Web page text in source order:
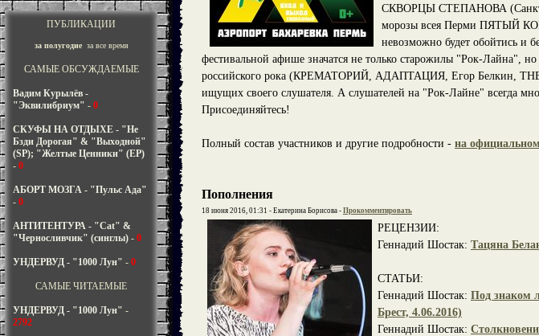
ПУБЛИКАЦИИ
за полугодие за все время
САМЫЕ ОБСУЖДАЕМЫЕ
Вадим Курылёв -
"Эквилибриум" - 0
СКУФЫ НА ОТДЫХЕ - "Не
Бзди Дорогая" & "Выходной"
(SP); "Желтые Ценники" (EP)
- 0
АБОРТ МОЗГА - "Пульс Ада"
- 0
АНТИТЕНТУРА - "Cat" &
"Черносливчик" (синглы) - 0
УНДЕРВУД - "1000 Лун" - 0
САМЫЕ ЧИТАЕМЫЕ
УНДЕРВУД - "1000 Лун" -
2792
СКВОРЦЫ СТЕПАНОВА (Санкт-
морозы всея Перми ПЯТЫЙ
невозможно будет обойтись и
фестивальной афише значатся не только старожилы "Рок-Лайна",
российского рока (КРЕМАТОРИЙ, АДАПТАЦИЯ, Егор Белкин, THE
ищущих своего слушателя. А слушателей на "Рок-Лайне" всегда
Присоединяйтесь!
Полный состав участников и другие подробности - на
Пополнения
18 июня 2016, 01:31 - Екатерина Борисова - Прокомментировать
РЕЦЕНЗИИ:
Геннадий Шостак: Тацяна
СТАТЬИ:
Геннадий Шостак: Под знаком
Брест, 4.06.2016)
Геннадий Шостак: